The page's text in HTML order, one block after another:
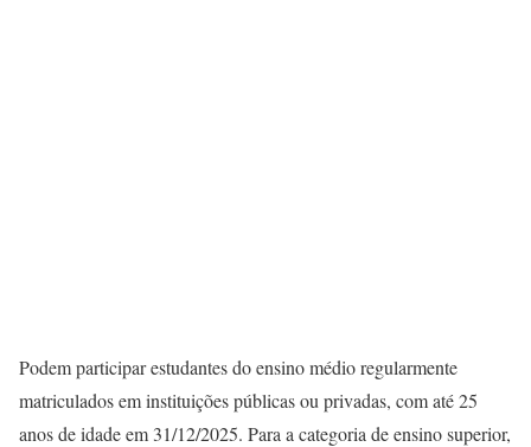
Podem participar estudantes do ensino médio regularmente
matriculados em instituições públicas ou privadas, com até 25
anos de idade em 31/12/2025. Para a categoria de ensino superior,